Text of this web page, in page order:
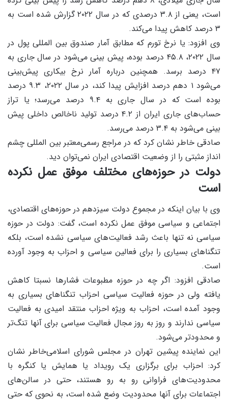
است، یعنی از ۳.۸ درصدی که در سال ۲۰۲۲ گزارش شده است به
۳ درصد کاهش پیدا می‌کند.
وی افزود: یا نرخ تورم که مطابق آمار صندوق بین المللی پول در
سال ۲۰۲۲، ۴۵.۸ درصد بوده، پیش بینی می‌شود در سال جاری به
۴۷ درصد برسد. همچنین درباره آمار نرخ بیکاری پیش‌بینی
می‌شود ۱ دهم درصد افزایش پیدا کند، در سال ۲۰۲۲، ۹.۳ درصد
بوده است که در سال جاری به ۹.۴ درصد می‌رسد؛ یا تراز
حساب‌های جاری ایران از ۴.۲ درصد تولید ناخالص داخلی پیش
بینی می‌شود به ۳.۴ درصد می‌رسد.
صادقی خاطر نشان کرد که در مراجع رسمی‌معتبر بین المللی چشم
انداز مثبتی را از وضعیت اقتصادی ایران نمی‌توان دید.
دولت در حوزه‌های مختلف موفق عمل نکرده
است
وی با بیان اینکه در مجموع دولت سیزدهم در حوزه‌های اقتصادی،
اجتماعی و سیاسی موفق عمل نکرده است، گفت: دولت در حوزه
سیاسی نه تنها باعث رشد فعالیت‌های سیاسی نشده است، بلکه
تنگناهای بسیاری را برای فعالین سیاسی و احزاب به وجود آورده
است.
صادقی افزود: اگر چه در حوزه مطبوعات فشارها نسبتا کاهش
یافته ولی در حوزه فعالیت سیاسی احزاب تنگناهای بسیاری به
وجود آمده است، احزاب به ویژه احزاب منتقد امیدی به فعالیت
سیاسی ندارند و روز به روز مجال فعالیت سیاسی برای آنها تنگ‌تر
و محدودتر می‌شود.
این نماینده پیشین تهران در مجلس شورای اسلامی‌خاطر نشان
کرد: احزاب برای برگزاری یک رویداد یا همایش یا کنگره با
محدودیت‌های فراوانی رو به رو هستند، حتی در سالن‌های
اجتماعات برای آنها محدودیت وضع شده است، به نحوی که حتی